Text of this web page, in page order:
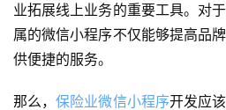
业拓展线上业务的重要工具。对
属的微信小程序不仅能够提高品
供便捷的服务。
那么，保险业微信小程序开发应